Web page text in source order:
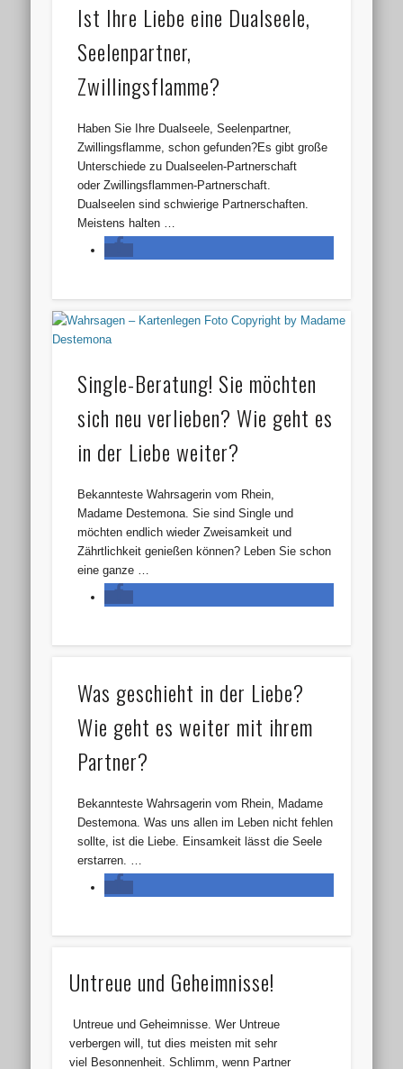
Ist Ihre Liebe eine Dualseele,
Seelenpartner,
Zwillingsflamme?
Haben Sie Ihre Dualseele, Seelenpartner,
Zwillingsflamme, schon gefunden?Es gibt große
Unterschiede zu Dualseelen-Partnerschaft
oder Zwillingsflammen-Partnerschaft.
Dualseelen sind schwierige Partnerschaften.
Meistens halten …
Single-Beratung! Sie möchten
sich neu verlieben? Wie geht es
in der Liebe weiter?
Bekannteste Wahrsagerin vom Rhein,
Madame Destemona. Sie sind Single und
möchten endlich wieder Zweisamkeit und
Zährtlichkeit genießen können? Leben Sie schon
eine ganze …
Was geschieht in der Liebe?
Wie geht es weiter mit ihrem
Partner?
Bekannteste Wahrsagerin vom Rhein, Madame
Destemona. Was uns allen im Leben nicht fehlen
sollte, ist die Liebe. Einsamkeit lässt die Seele
erstarren. …
Untreue und Geheimnisse!
Untreue und Geheimnisse. Wer Untreue
verbergen will, tut dies meisten mit sehr
viel Besonnenheit. Schlimm, wenn Partner